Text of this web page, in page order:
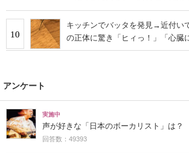
10
キッチンでバッタを発見→近付
の正体に驚き「ヒィっ！」「心臓
アンケート
実施中
声が好きな「日本のボーカリスト」は？
回答数：49393